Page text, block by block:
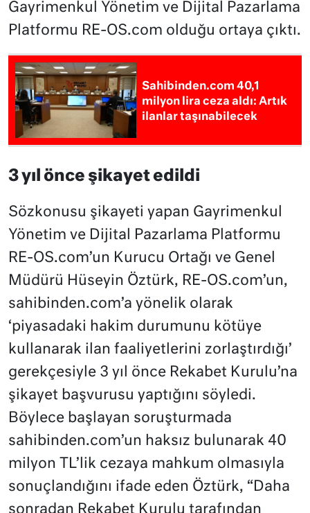
Gayrimenkul Yönetim ve Dijital Pazarlama
Platformu RE-OS.com olduğu ortaya çıktı.
Sahibinden.com 40,1
milyon lira ceza aldı: Artık
ilanlar taşınabilecek
3 yıl önce şikayet edildi
Sözkonusu şikayeti yapan Gayrimenkul
Yönetim ve Dijital Pazarlama Platformu
RE-OS.com’un Kurucu Ortağı ve Genel
Müdürü Hüseyin Öztürk, RE-OS.com’un,
sahibinden.com’a yönelik olarak
‘piyasadaki hakim durumunu kötüye
kullanarak ilan faaliyetlerini zorlaştırdığı’
gerekçesiyle 3 yıl önce Rekabet Kurulu’na
şikayet başvurusu yaptığını söyledi.
Böylece başlayan soruşturmada
sahibinden.com’un haksız bulunarak 40
milyon TL’lik cezaya mahkum olmasıyla
sonuçlandığını ifade eden Öztürk, “Daha
sonradan Rekabet Kurulu tarafından